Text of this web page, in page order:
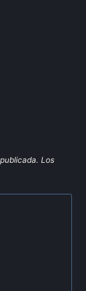
Los